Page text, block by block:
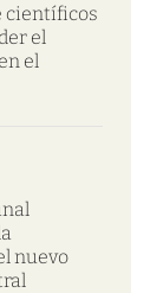
científicos
el
el
nuevo